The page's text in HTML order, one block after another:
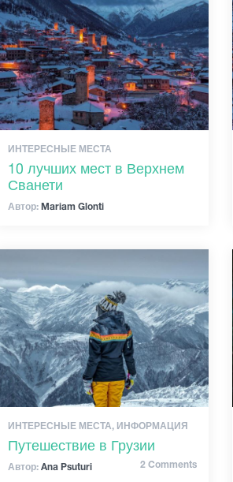
ИНТЕРЕСНЫЕ МЕСТА
10 лучших мест в Верхнем
Сванети
Автор:Mariam Glonti
ИНТЕРЕСНЫЕ МЕСТА, ИНФОРМАЦИЯ
Путешествие в Грузии
Автор:Ana Psuturi 2 Comments